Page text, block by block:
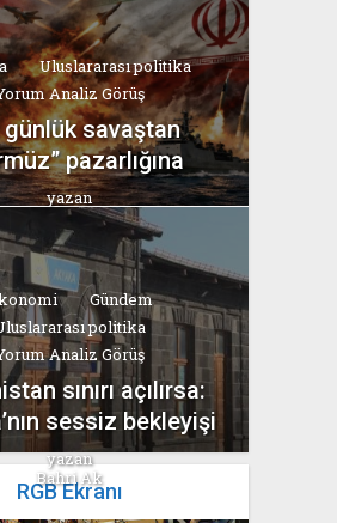
Uluslararası politika
Analiz Görüş
günlük savaştan
pazarlığına
yazan
Bahri Ak
Gündem
politika
Analiz Görüş
sınırı açılırsa:
sessiz bekleyişi
yazan
Bahri Ak
RGB Ekranı